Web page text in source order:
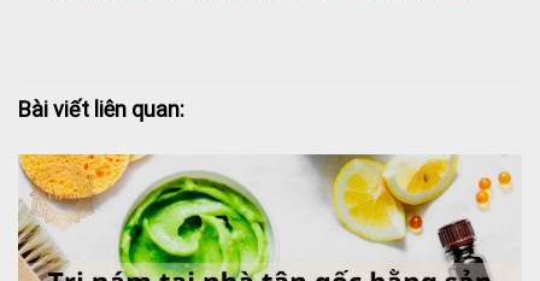
Bài viết liên quan: